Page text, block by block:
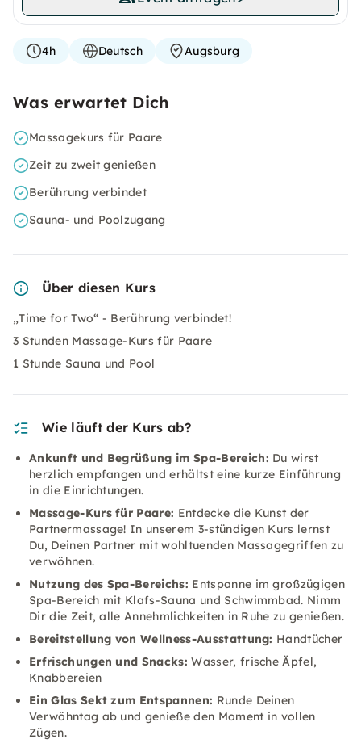
4h Deutsch Augsburg
Was erwartet Dich
Massagekurs für Paare
Zeit zu zweit genießen
Berührung verbindet
Sauna- und Poolzugang
Über diesen Kurs
„Time for Two“ - Berührung verbindet!
3 Stunden Massage-Kurs für Paare
1 Stunde Sauna und Pool
Wie läuft der Kurs ab?
Ankunft und Begrüßung im Spa-Bereich: Du wirst
herzlich empfangen und erhältst eine kurze Einführung
in die Einrichtungen.
Massage-Kurs für Paare: Entdecke die Kunst der
Partnermassage! In unserem 3-stündigen Kurs lernst
Du, Deinen Partner mit wohltuenden Massagegriffen zu
verwöhnen.
Nutzung des Spa-Bereichs: Entspanne im großzügigen
Spa-Bereich mit Klafs-Sauna und Schwimmbad. Nimm
Dir die Zeit, alle Annehmlichkeiten in Ruhe zu genießen.
Bereitstellung von Wellness-Ausstattung: Handtücher
Erfrischungen und Snacks: Wasser, frische Äpfel,
Knabbereien
Ein Glas Sekt zum Entspannen: Runde Deinen
Verwöhntag ab und genieße den Moment in vollen
Zügen.